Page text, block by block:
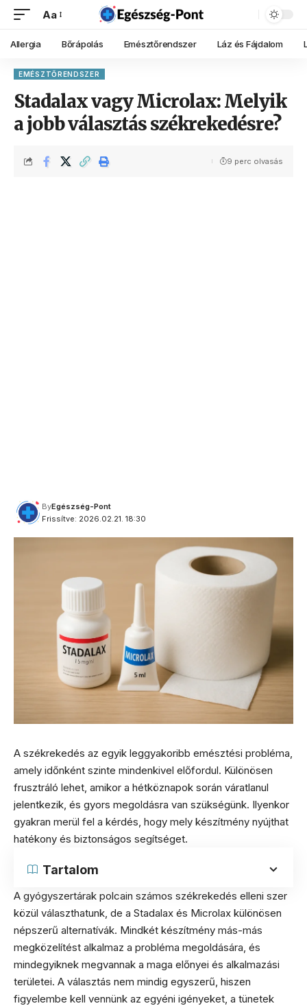
Aa
Allergia Bőrápolás Emésztőrendszer Láz és Fájdalom
EMÉSZTŐRENDSZER
Stadalax vagy Microlax: Melyik
a jobb választás székrekedésre?
Frissítve: 2026.02.21. 18:30
ByEgészség-Pont
9 perc olvasás
A székrekedés az egyik leggyakoribb emésztési probléma,
amely időnként szinte mindenkivel előfordul. Különösen
frusztráló lehet, amikor a hétköznapok során váratlanul
jelentkezik, és gyors megoldásra van szükségünk. Ilyenkor
gyakran merül fel a kérdés, hogy mely készítmény nyújthat
hatékony és biztonságos segítséget.
Tartalom
A gyógyszertárak polcain számos székrekedés elleni szer
közül választhatunk, de a Stadalax és Microlax különösen
népszerű alternatívák. Mindkét készítmény más-más
megközelítést alkalmaz a probléma megoldására, és
mindegyiknek megvannak a maga előnyei és alkalmazási
területei. A választás nem mindig egyszerű, hiszen
figyelembe kell vennünk az egyéni igényeket, a tünetek